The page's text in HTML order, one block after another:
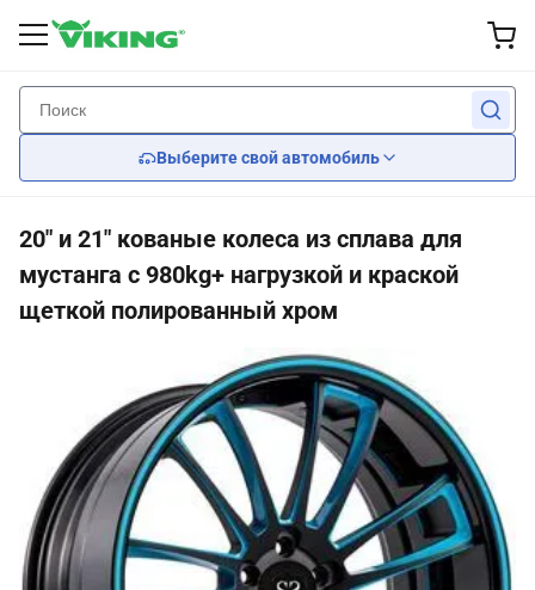
Выберите свой автомобиль
назад
Колеса на заказ
Шины
крышки колеса
назад
приостановка
Охлаждение двигателя
Двигатель
Передача инфекции
назад
лезвия счищателя
Наборы тела
Зеркала
Охранители решетки
Спойлеры
Покрытия для автомобилей
назад
Задние фонари
назад
Car Seat Covers
Рули
20" и 21" кованые колеса из сплава для
мустанга с 980kg+ нагрузкой и краской
щеткой полированный хром